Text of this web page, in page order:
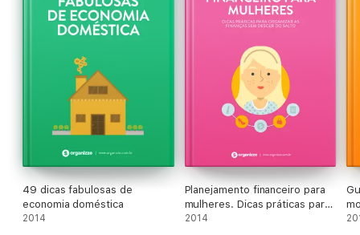
49 dicas fabulosas de
economia doméstica
2014
Planejamento financeiro para
mulheres. Dicas práticas para
organizar as finanças sem
2014